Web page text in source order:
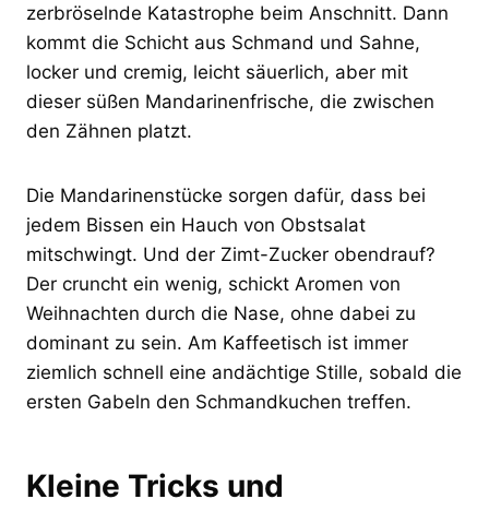
zerbröselnde Katastrophe beim Anschnitt. Dann
kommt die Schicht aus Schmand und Sahne,
locker und cremig, leicht säuerlich, aber mit
dieser süßen Mandarinenfrische, die zwischen
den Zähnen platzt.
Die Mandarinenstücke sorgen dafür, dass bei
jedem Bissen ein Hauch von Obstsalat
mitschwingt. Und der Zimt-Zucker obendrauf?
Der cruncht ein wenig, schickt Aromen von
Weihnachten durch die Nase, ohne dabei zu
dominant zu sein. Am Kaffeetisch ist immer
ziemlich schnell eine andächtige Stille, sobald die
ersten Gabeln den Schmandkuchen treffen.
Kleine Tricks und